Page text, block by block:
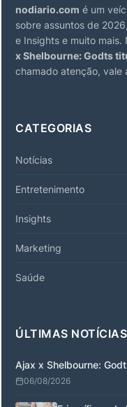
nodiario.com é um
sobre assuntos de
e Insights e muito
x Shelbourne: Godts
chamado atenção, vale
CATEGORIAS
Notícias
Entretenimento
Insights
Marketing
Saúde
ÚLTIMAS NOTÍCIAS
Ajax x Shelbourne:
06/08/2026